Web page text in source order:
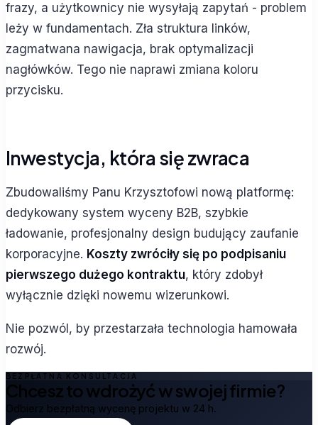
frazy, a użytkownicy nie wysyłają zapytań - problem
leży w fundamentach. Zła struktura linków,
zagmatwana nawigacja, brak optymalizacji
nagłówków. Tego nie naprawi zmiana koloru
przycisku.
Inwestycja, która się zwraca
Zbudowaliśmy Panu Krzysztofowi nową platformę:
dedykowany system wyceny B2B, szybkie
ładowanie, profesjonalny design budujący zaufanie
korporacyjne. Koszty zwróciły się po podpisaniu
pierwszego dużego kontraktu, który zdobył
wyłącznie dzięki nowemu wizerunkowi.
Nie pozwól, by przestarzała technologia hamowała
rozwój.
BEZPŁATNA KONSULTACJA
Chcesz to wdrożyć w swojej firmie?
Odbierz bezpłatną wycenę projektu w 24 h.